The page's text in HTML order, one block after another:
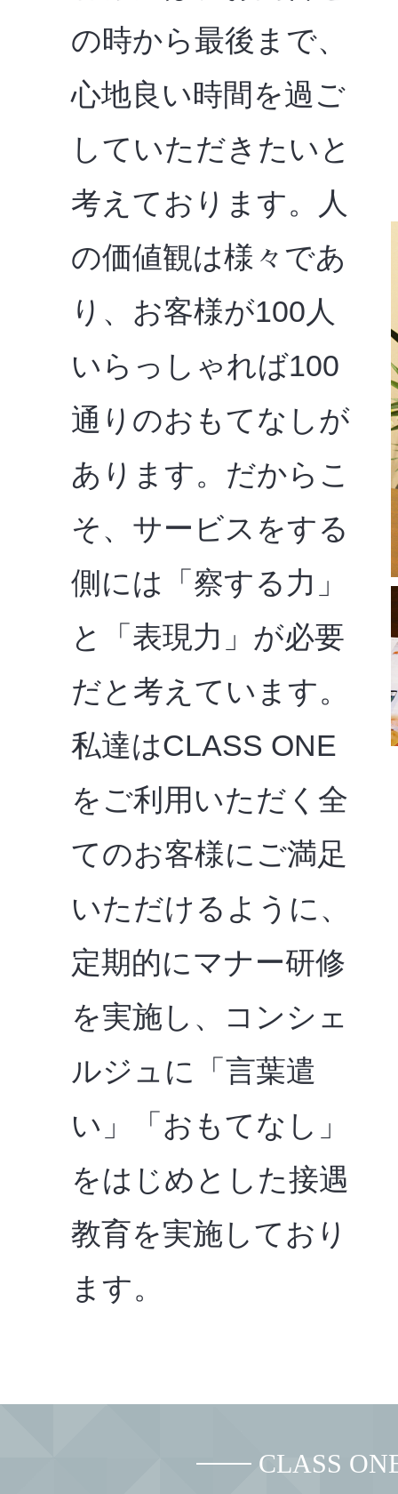
の時から最後まで、
心地良い時間を過ご
していただきたいと
考えております。人
の価値観は様々であ
り、お客様が100人
いらっしゃれば100
通りのおもてなしが
あります。だからこ
そ、サービスをする
側には「察する力」
と「表現力」が必要
だと考えています。
私達はCLASS ONE
をご利用いただく全
てのお客様にご満足
いただけるように、
定期的にマナー研修
を実施し、コンシェ
ルジュに「言葉遣
い」「おもてなし」
をはじめとした接遇
教育を実施しており
ます。
CLASS